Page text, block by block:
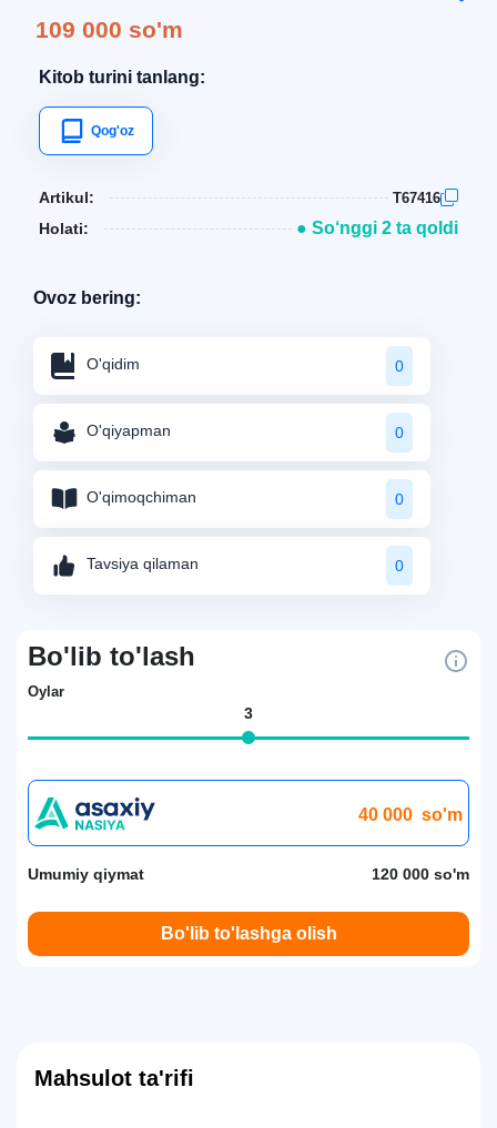
109 000 so'm
Kitob turini tanlang:
Qog'oz
Artikul: T67416
Holati: ● So‘nggi 2 ta qoldi
Ovoz bering:
O'qidim 0
O'qiyapman 0
O'qimoqchiman 0
Tavsiya qilaman 0
Bo'lib to'lash
Oylar
3
40 000 so'm
Umumiy qiymat 120 000 so'm
Bo'lib to'lashga olish
Mahsulot ta'rifi